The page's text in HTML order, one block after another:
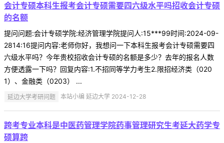
会计专硕本科生报考会计专硕需要四六级水平吗招收会计专硕
的名额
提问问题:会计专硕学院:经济管理学院提问人:15***99时间:2024-09-
2814:16提问内容:老师你好，我想问一下本科生报考会计专硕需要四
六级水平吗？今年贵校招收会计专硕的名额是多少？去年的报名人数
方便透露一下吗？回复内容:1.不招同等学力考生2.限招经济类（020
1）、金融类（0203） ...
延边大学考研问题 本站小编 延边大学 2024-12-28
跨考专业本科是中医药管理学院药事管理研究生考延大药学专
硕算跨